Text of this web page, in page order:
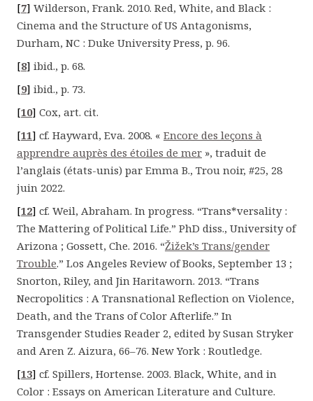
[7] Wilderson, Frank. 2010. Red, White, and Black :
Cinema and the Structure of US Antagonisms,
Durham, NC : Duke University Press, p. 96.
[8] ibid., p. 68.
[9] ibid., p. 73.
[10] Cox, art. cit.
[11] cf. Hayward, Eva. 2008. « Encore des leçons à
apprendre auprès des étoiles de mer », traduit de
l’anglais (états-unis) par Emma B., Trou noir, #25, 28
juin 2022.
[12] cf. Weil, Abraham. In progress. “Trans*versality :
The Mattering of Political Life.” PhD diss., University of
Arizona ; Gossett, Che. 2016. “Žižek’s Trans/gender
Trouble.” Los Angeles Review of Books, September 13 ;
Snorton, Riley, and Jin Haritaworn. 2013. “Trans
Necropolitics : A Transnational Reflection on Violence,
Death, and the Trans of Color Afterlife.” In
Transgender Studies Reader 2, edited by Susan Stryker
and Aren Z. Aizura, 66–76. New York : Routledge.
[13] cf. Spillers, Hortense. 2003. Black, White, and in
Color : Essays on American Literature and Culture.